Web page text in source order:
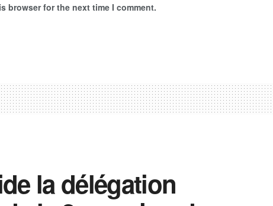
browser for the next time I comment.
la délégation